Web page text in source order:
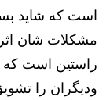
است كه شايد
مشكلات شان
راستين است كه
وديگران را